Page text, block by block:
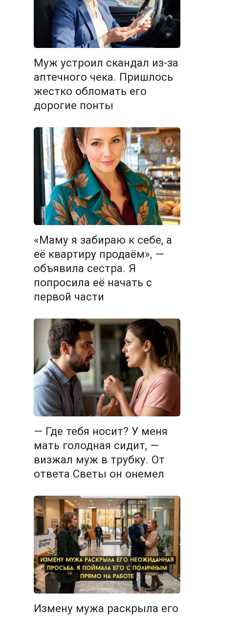
Муж устроил скандал из-за
аптечного чека. Пришлось
жестко обломать его
дорогие понты
«Маму я забираю к себе, а
её квартиру продаём», —
объявила сестра. Я
попросила её начать с
первой части
— Где тебя носит? У меня
мать голодная сидит, —
визжал муж в трубку. От
ответа Светы он онемел
Измену мужа раскрыла его